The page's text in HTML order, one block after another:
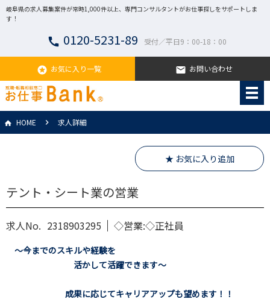
岐阜県の求人募集案件が常時1,000件以上、専門コンサルタントがお仕事探しをサポートしま
す！
call 0120-5231-89 受付／平日9：00-18：00
stars お気に入り一覧 email お問い合わせ
HOME 求人詳細
★ お気に入り追加
テント・シート業の営業
求人No. 2318903295 ◇営業:◇正社員
～今までのスキルや経験を
活かして活躍できます～
成果に応じてキャリアアップも望めます！！